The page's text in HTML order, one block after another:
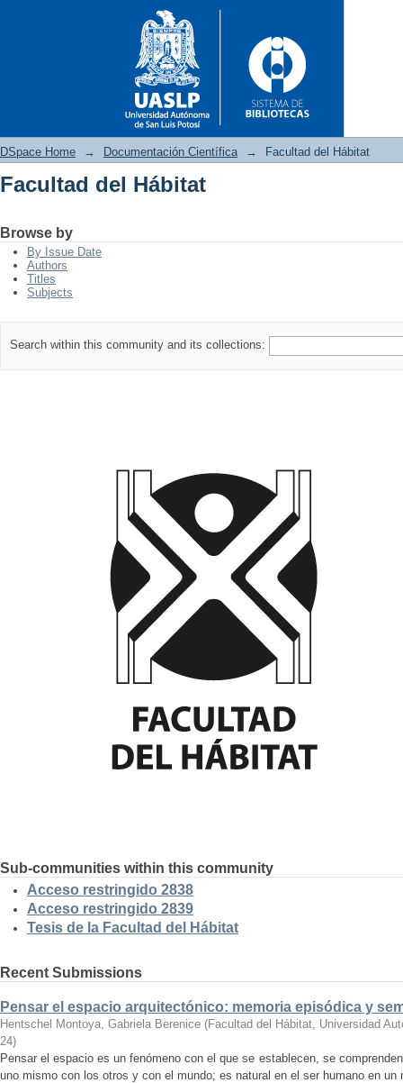
DSpace Home → Documentación Científica → Facultad del Hábitat
Facultad del Hábitat
Browse by
By Issue Date
Authors
Titles
Subjects
Search within this community and its collections:
Sub-communities within this community
Acceso restringido 2838
Acceso restringido 2839
Tesis de la Facultad del Hábitat
Recent Submissions
Pensar el espacio arquitectónico: memoria episódica y
Hentschel Montoya, Gabriela Berenice (Facultad del Hábitat, Universidad
24)
Pensar el espacio es un fenómeno con el que se establecen, se
uno mismo con los otros y con el mundo; es natural en el ser humano en